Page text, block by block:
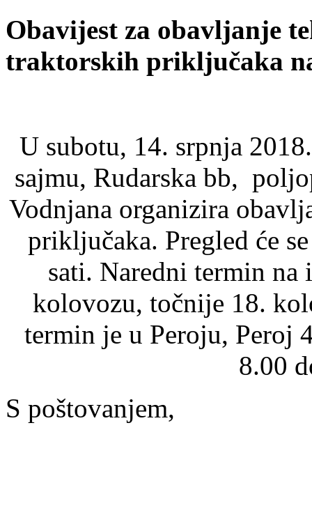
Obavijest za obavljanje
traktorskih priključaka
U subotu, 14. srpnja
sajmu, Rudarska bb,
Vodnjana organizira
priključaka. Pregled će
sati. Naredni termin na
kolovozu, točnije 18.
termin je u Peroju, Peroj
8.00
S poštovanjem,